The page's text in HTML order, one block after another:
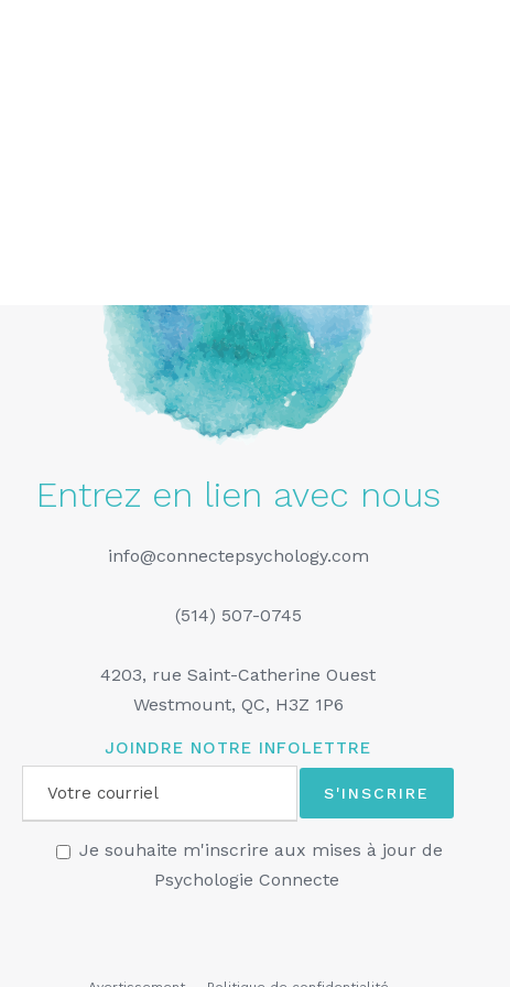
Entrez en lien avec nous
info@connectepsychology.com
(514) 507-0745
4203, rue Saint-Catherine Ouest
Westmount, QC, H3Z 1P6
JOINDRE NOTRE INFOLETTRE
Je souhaite m'inscrire aux mises à jour de
Psychologie Connecte